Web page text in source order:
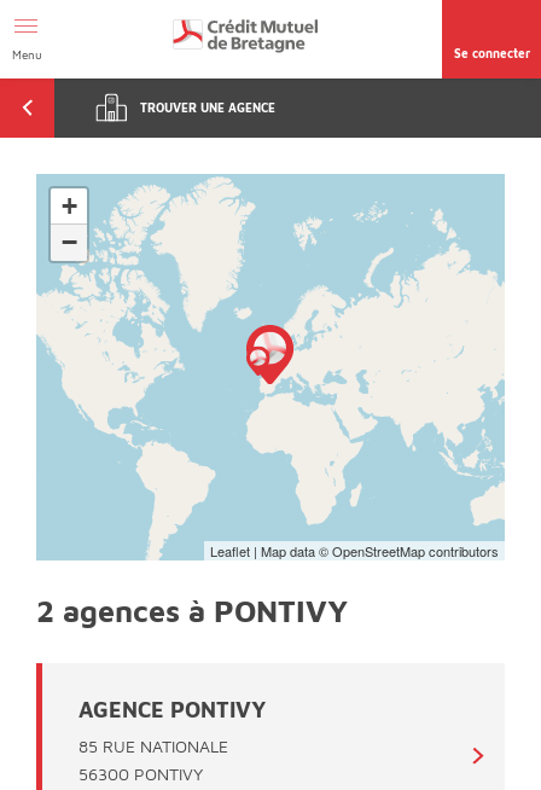
page accessibilité
Menu Se connecter
TROUVER UNE AGENCE
2 agences à PONTIVY
AGENCE PONTIVY
85 RUE NATIONALE
56300 PONTIVY
+
−
Leaflet | Map data ©OpenStreetMapcontributors